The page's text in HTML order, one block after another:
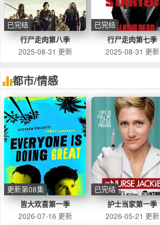
行尸走肉第八季
已完结
2025-08-31 更新
行尸走肉第七季
已完结
2025-08-31 更新
都市/情感
皆大欢喜第一季
更新第08集
2026-07-16 更新
护士当家第一季
已完结
2026-05-21 更新